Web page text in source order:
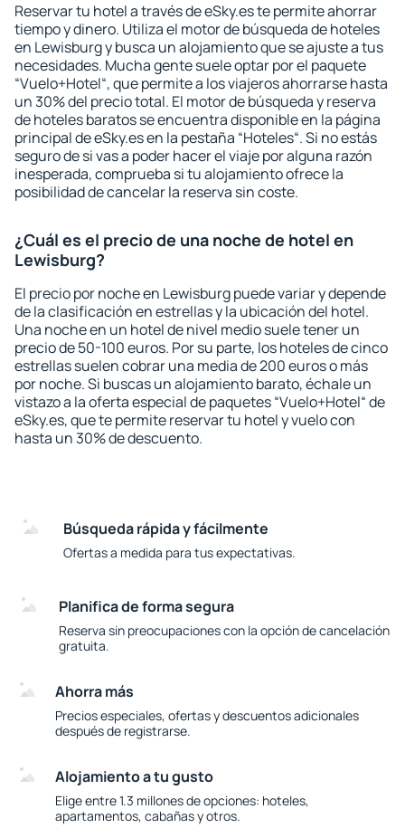
Reservar tu hotel a través de eSky.es te permite ahorrar
tiempo y dinero. Utiliza el motor de búsqueda de hoteles
en Lewisburg y busca un alojamiento que se ajuste a tus
necesidades. Mucha gente suele optar por el paquete
“Vuelo+Hotel“, que permite a los viajeros ahorrarse hasta
un 30% del precio total. El motor de búsqueda y reserva
de hoteles baratos se encuentra disponible en la página
principal de eSky.es en la pestaña “Hoteles“. Si no estás
seguro de si vas a poder hacer el viaje por alguna razón
inesperada, comprueba si tu alojamiento ofrece la
posibilidad de cancelar la reserva sin coste.
¿Cuál es el precio de una noche de hotel en
Lewisburg?
El precio por noche en Lewisburg puede variar y depende
de la clasificación en estrellas y la ubicación del hotel.
Una noche en un hotel de nivel medio suele tener un
precio de 50-100 euros. Por su parte, los hoteles de cinco
estrellas suelen cobrar una media de 200 euros o más
por noche. Si buscas un alojamiento barato, échale un
vistazo a la oferta especial de paquetes “Vuelo+Hotel“ de
eSky.es, que te permite reservar tu hotel y vuelo con
hasta un 30% de descuento.
Búsqueda rápida y fácilmente
Ofertas a medida para tus expectativas.
Planifica de forma segura
Reserva sin preocupaciones con la opción de cancelación
gratuita.
Ahorra más
Precios especiales, ofertas y descuentos adicionales
después de registrarse.
Alojamiento a tu gusto
Elige entre 1.3 millones de opciones: hoteles,
apartamentos, cabañas y otros.